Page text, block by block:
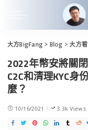
大方BigFang > Blog >大方
2022年幣安將關
C2C和清理KYC
麼？
10/16/2021 3.3k Views